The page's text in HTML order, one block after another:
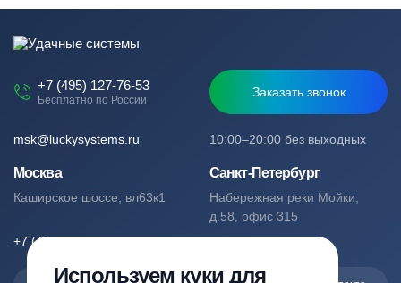
+7 (495) 127-76-53
Бесплатно по России
Заказать звонок
10:00–20:00 без выходных
msk@luckysystems.ru
Москва
Каширское шоссе, вл63к1
+7 (495) 127-76-53
Санкт-Петербург
Набережная реки Мойки,
д.58, офис 315
+7 (812) 244-49-61
Используем куки для